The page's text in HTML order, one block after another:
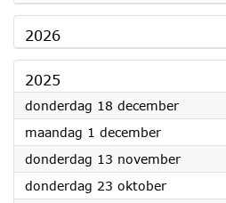
2026
2025
donderdag 18 december2025
maandag 1 december2025
donderdag 13 november2025
donderdag 23 oktober2025